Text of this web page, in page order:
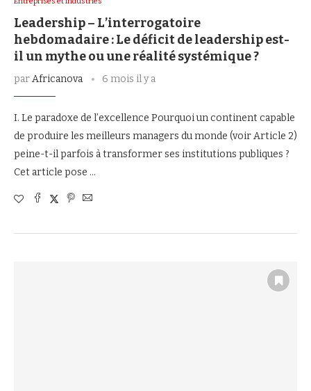
Leadership – L’interrogatoire
hebdomadaire : Le déficit de leadership est-
il un mythe ou une réalité systémique ?
parAfricanova 6 mois il y a
I. Le paradoxe de l’excellence Pourquoi un continent capable
de produire les meilleurs managers du monde (voir Article 2)
peine-t-il parfois à transformer ses institutions publiques ?
Cet article pose …